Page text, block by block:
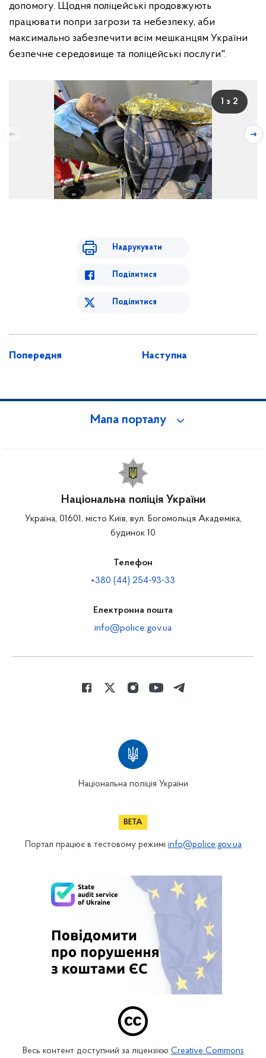
допомогу. Щодня поліцейські продовжують
працювати попри загрози та небезпеку, аби
максимально забезпечити всім мешканцям України
безпечне середовище та поліцейські послуги".
1 з 2
Надрукувати
Поділитися
Поділитися
Попередня Наступна
Мапа порталу
Національна поліція України
Україна, 01601, місто Київ, вул. Богомольця Академіка,
будинок 10
Телефон
+380 (44) 254-93-33
Електронна пошта
info@police.gov.ua
Національна поліція України
Портал працює в тестовому режимі info@police.gov.ua
Весь контент доступний за ліцензією Creative Commons